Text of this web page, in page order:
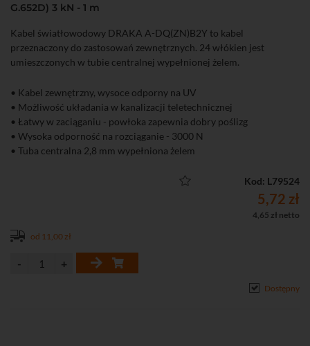
G.652D) 3 kN - 1 m
Kabel światłowodowy DRAKA A-DQ(ZN)B2Y to kabel
przeznaczony do zastosowań zewnętrznych. 24 włókien jest
umieszczonych w tubie centralnej wypełnionej żelem.
• Kabel zewnętrzny, wysoce odporny na UV
• Możliwość układania w kanalizacji teletechnicznej
• Łatwy w zaciąganiu - powłoka zapewnia dobry poślizg
• Wysoka odporność na rozciąganie - 3000 N
• Tuba centralna 2,8 mm wypełniona żelem
• Szklane włókna wzmacniające kabel i zapewniające podstawową
• Klasa CPR: Fca
Kod: L79524
5,72 zł
4,65 zł netto
od 11,00 zł
Dostępny